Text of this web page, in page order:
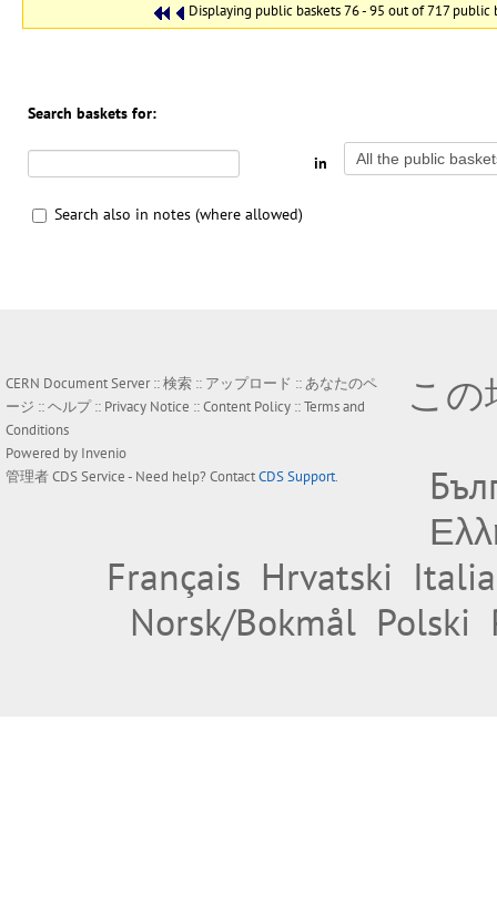
Displaying public baskets 76 - 95 out of 717 public
Search baskets for:
in
Search also in notes (where allowed)
CERN Document Server ::検索 :: アップロード ::あなたのペ
ージ ::ヘルプ:: Privacy Notice ::Content Policy ::Terms and
Conditions
Powered by Invenio
管理者CDS Service- Need help? ContactCDS Support.
こ
Français Hrvatski
Norsk/Bokmål Polski